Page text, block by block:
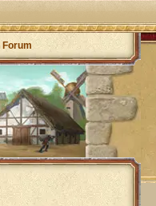
Forum